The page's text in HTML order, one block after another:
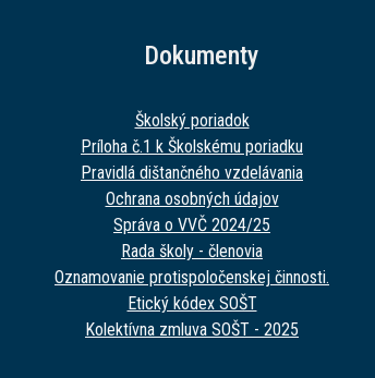
Dokumenty
Školský poriadok
Príloha č.1 k Školskému poriadku
Pravidlá dištančného vzdelávania
Ochrana osobných údajov
Správa o VVČ 2024/25
Rada školy - členovia
Oznamovanie protispoločenskej činnosti.
Etický kódex SOŠT
Kolektívna zmluva SOŠT - 2025